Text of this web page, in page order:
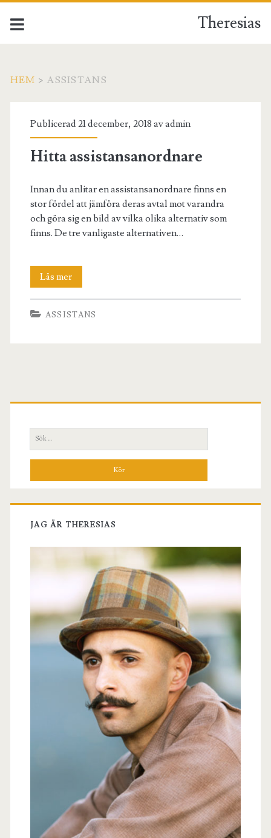
Theresias
HEM > ASSISTANS
Kategori:
<span>Assistans</
Publicerad 21 december, 2018 avadmin
Hitta assistansanordnare
Innan du anlitar en assistansanordnare finns en
stor fördel att jämföra deras avtal mot varandra
och göra sig en bild av vilka olika alternativ som
finns. De tre vanligaste alternativen…
Läs merHitta
assistansanordnare
ASSISTANS
Primär
sidopanel
Sök
efter:
JAG ÄR THERESIAS